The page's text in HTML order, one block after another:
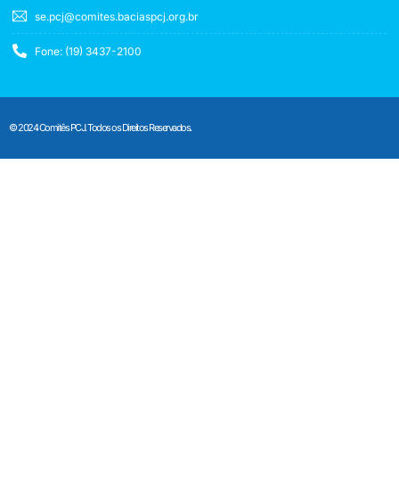
se.pcj@comites.baciaspcj.org.br
Fone: (19) 3437-2100
© 2024 Comitês PCJ. Todos os Direitos Reservados.